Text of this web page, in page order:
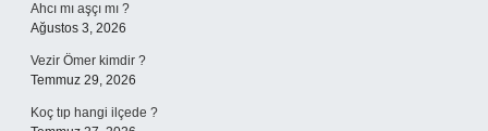
Ahcı mı aşçı mı ?
Ağustos 3, 2026
Vezir Ömer kimdir ?
Temmuz 29, 2026
Koç tıp hangi ilçede ?